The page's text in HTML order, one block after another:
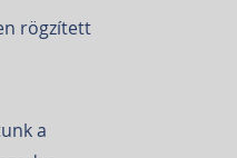
rögzített
a